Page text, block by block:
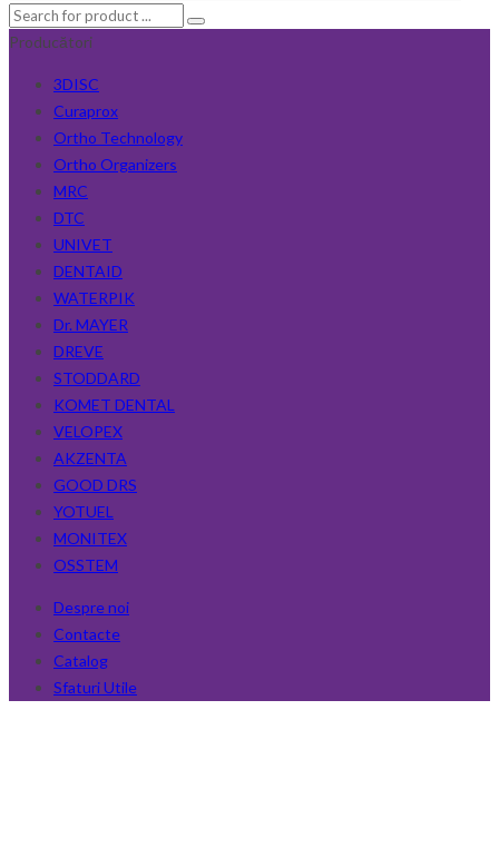
Producători
3DISC
Curaprox
Ortho Technology
Ortho Organizers
MRC
DTC
UNIVET
DENTAID
WATERPIK
Dr. MAYER
DREVE
STODDARD
KOMET DENTAL
VELOPEX
AKZENTA
GOOD DRS
YOTUEL
MONITEX
OSSTEM
Despre noi
Contacte
Catalog
Sfaturi Utile